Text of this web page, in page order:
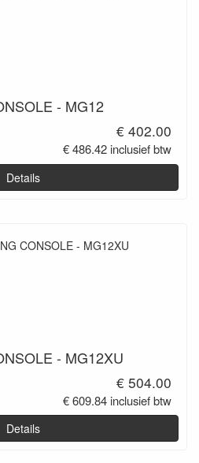
- MG12
€ 402.00
€ 486.42 inclusief btw
Details
- MG12XU
€ 504.00
€ 609.84 inclusief btw
Details